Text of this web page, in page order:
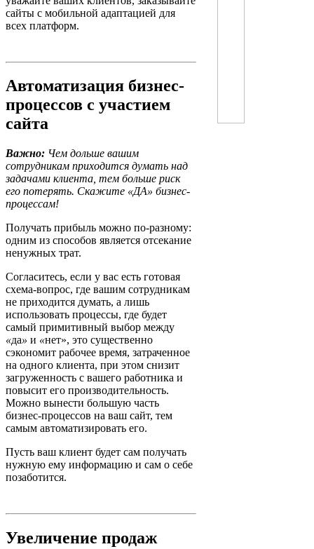
сайты с мобильной адаптацией для
всех платформ.
Автоматизация бизнес-
процессов с участием
сайта
Важно: Чем дольше вашим
сотрудникам приходится думать над
задачами клиента, тем больше риск
его потерять. Скажите «ДА» бизнес-
процессам!
Получать прибыль можно по-разному:
одним из способов является отсекание
ненужных трат.
Согласитесь, если у вас есть готовая
схема-вопрос, где вашим сотрудникам
не приходится думать, а лишь
использовать процессы, где будет
самый примитивный выбор между
«да» и «нет»‎, это существенно
сэкономит рабочее время, затраченное
на одного клиента, при этом снизит
загруженность с вашего работника и
повысит его производительность.
Можно вынести большую часть
бизнес-процессов на ваш сайт, тем
самым автоматизировать его.
Пусть ваш клиент будет сам получать
нужную ему информацию и сам о себе
позаботится.
Увеличение продаж